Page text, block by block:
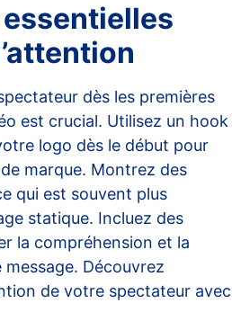
dès les premières
est crucial. Utilisez un hook
logo dès le début pour
marque. Montrez des
qui est souvent plus
statique. Incluez des
la compréhension et la
Découvrez
de votre spectateur avec